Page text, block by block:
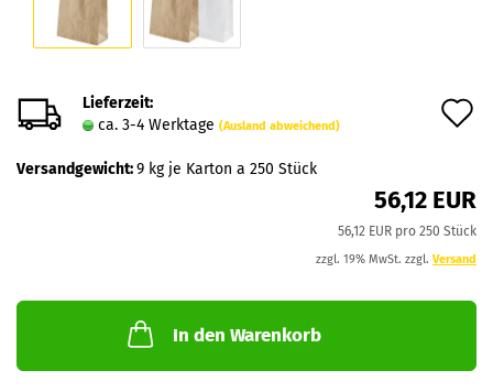
Lieferzeit:
ca. 3-4 Werktage (Ausland abweichend)
Versandgewicht:9 kg je Karton a 250 Stück
56,12 EUR
56,12 EUR pro 250 Stück
zzgl. 19% MwSt. zzgl. Versand
In den Warenkorb